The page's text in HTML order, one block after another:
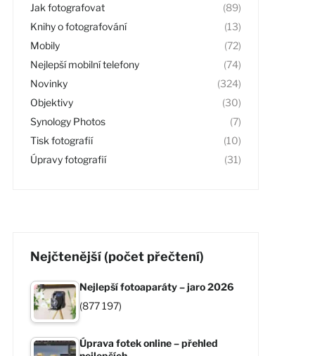
Jak fotografovat
(89)
Knihy o fotografování
(13)
Mobily
(72)
Nejlepší mobilní telefony
(74)
Novinky
(324)
Objektivy
(30)
Synology Photos
(7)
Tisk fotografií
(10)
Úpravy fotografií
(31)
Nejčtenější (počet přečtení)
Nejlepší fotoaparáty – jaro 2026
(877 197)
Úprava fotek online – přehled